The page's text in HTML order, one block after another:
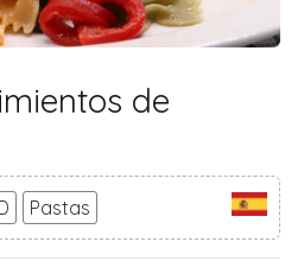
de
Pastas